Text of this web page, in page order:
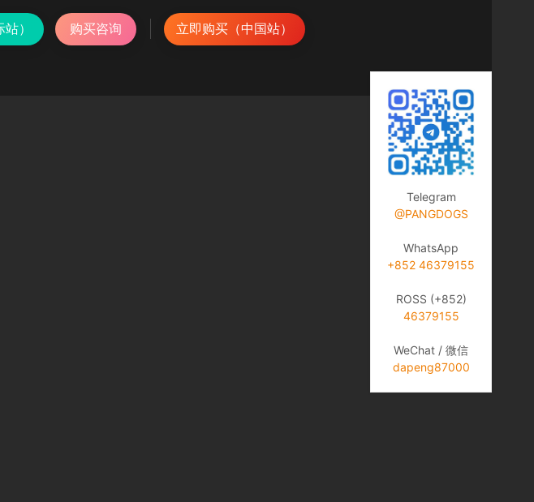
） 购买咨询 立即购买（中国站）
Telegram
@PANGDOGS
WhatsApp
+852 46379155
ROSS (+852)
46379155
WeChat / 微信
dapeng87000